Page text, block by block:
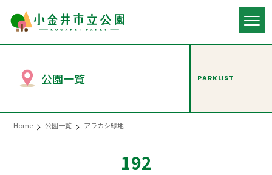
公園一覧 PARKLIST
Home 公園一覧 アラカシ緑地
192